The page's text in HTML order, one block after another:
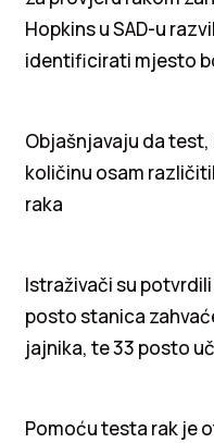
Hopkins u SAD-u
identificirati mjesto
Objašnjavaju da test,
količinu osam
raka
Istraživači su
posto stanica
jajnika, te 33 posto
Pomoću testa rak je